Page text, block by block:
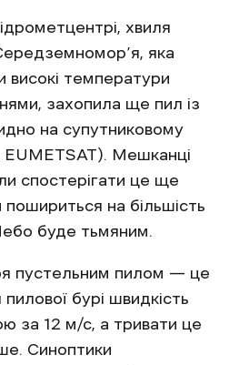
хвиля
яка
високі температури
захопила ще пил із
на супутниковому
Мешканці
спостерігати це ще
пошириться на більшість
буде тьмяним.
пустельним пилом — це
бурі швидкість
за 12 м/с, а тривати це
Синоптики